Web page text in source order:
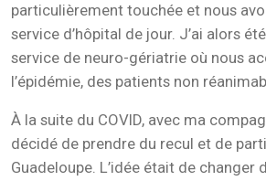
particulièrement touchée et nous
service d’hôpital de jour. J’ai alors
service de neuro-gériatrie où nous
l’épidémie, des patients non
À la suite du COVID, avec ma
décidé de prendre du recul et de
Guadeloupe. L’idée était de changer